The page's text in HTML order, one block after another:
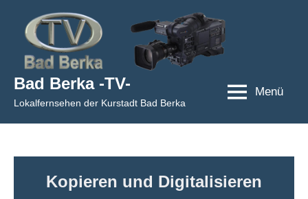
Inhalt
springen
Bad Berka -TV-
Lokalfernsehen der Kurstadt Bad Berka
Menü
Kopieren und Digitalisieren